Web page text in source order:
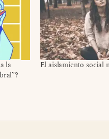
la
El aislamiento social